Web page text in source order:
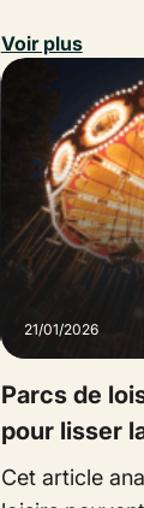
Voir plus
21/01/2026
Parcs de
pour lisser
Cet article